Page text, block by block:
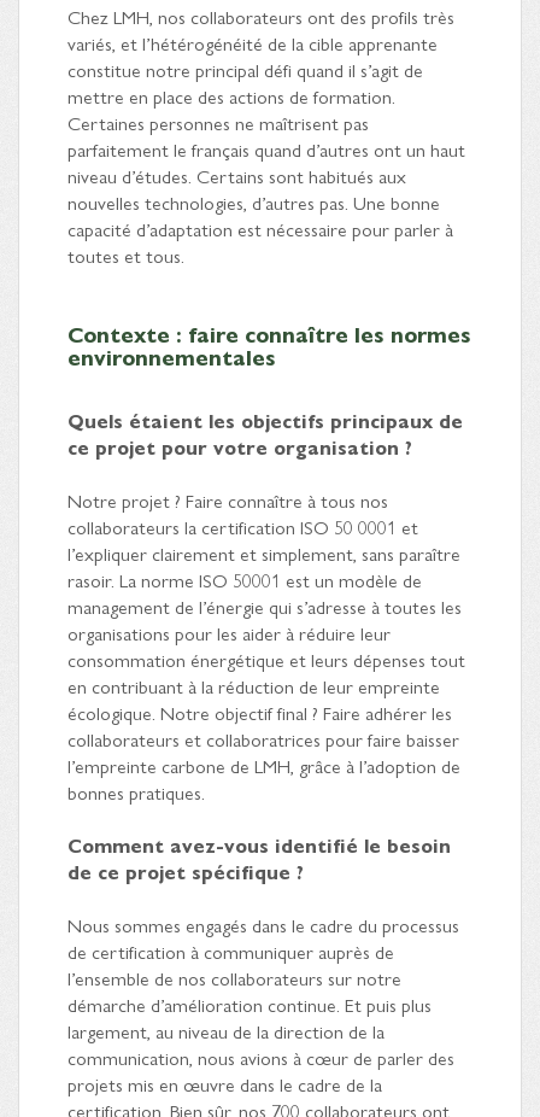
Chez LMH, nos collaborateurs ont des profils très
variés, et l’hétérogénéité de la cible apprenante
constitue notre principal défi quand il s’agit de
mettre en place des actions de formation.
Certaines personnes ne maîtrisent pas
parfaitement le français quand d’autres ont un haut
niveau d’études. Certains sont habitués aux
nouvelles technologies, d’autres pas. Une bonne
capacité d’adaptation est nécessaire pour parler à
toutes et tous.
Contexte : faire connaître les normes
environnementales
Quels étaient les objectifs principaux de
ce projet pour votre organisation ?
Notre projet ? Faire connaître à tous nos
collaborateurs la certification ISO 50 0001 et
l’expliquer clairement et simplement, sans paraître
rasoir. La norme ISO 50001 est un modèle de
management de l’énergie qui s’adresse à toutes les
organisations pour les aider à réduire leur
consommation énergétique et leurs dépenses tout
en contribuant à la réduction de leur empreinte
écologique. Notre objectif final ? Faire adhérer les
collaborateurs et collaboratrices pour faire baisser
l’empreinte carbone de LMH, grâce à l’adoption de
bonnes pratiques.
Comment avez-vous identifié le besoin
de ce projet spécifique ?
Nous sommes engagés dans le cadre du processus
de certification à communiquer auprès de
l’ensemble de nos collaborateurs sur notre
démarche d’amélioration continue. Et puis plus
largement, au niveau de la direction de la
communication, nous avions à cœur de parler des
projets mis en œuvre dans le cadre de la
certification. Bien sûr, nos 700 collaborateurs ont